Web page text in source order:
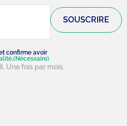
confirme avoir
.(Nécessaire)
Une fois par mois.